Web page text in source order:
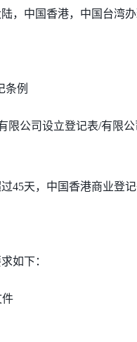
，中国香港，中国台湾
条例
限公司设立登记表/有限
45天，中国香港商业登
如下：
件